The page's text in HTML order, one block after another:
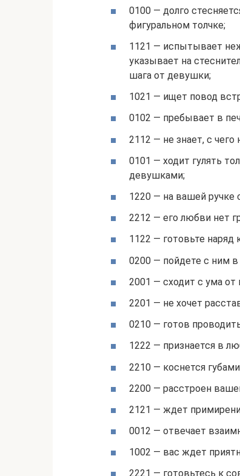
0100 — долго
фигуральном толчке;
1121 — испытывает
указывает на
шага от девушки;
1021 — ищет повод
0102 — пребывает в
2112 — не знает, с
0101 — ходит гулять
девушками;
1220 — на вашей ручке
2212 — его любви нет
1122 — готовьте
0200 — пойдете с ним в
2001 — сходит с ума от
2201 — не хочет
0210 — готов
1222 — признается в
2210 — коснется
2200 — расстроен
2121 — ждет
0012 — отвечает
1002 — вас ждет
2221 — готовьтесь к